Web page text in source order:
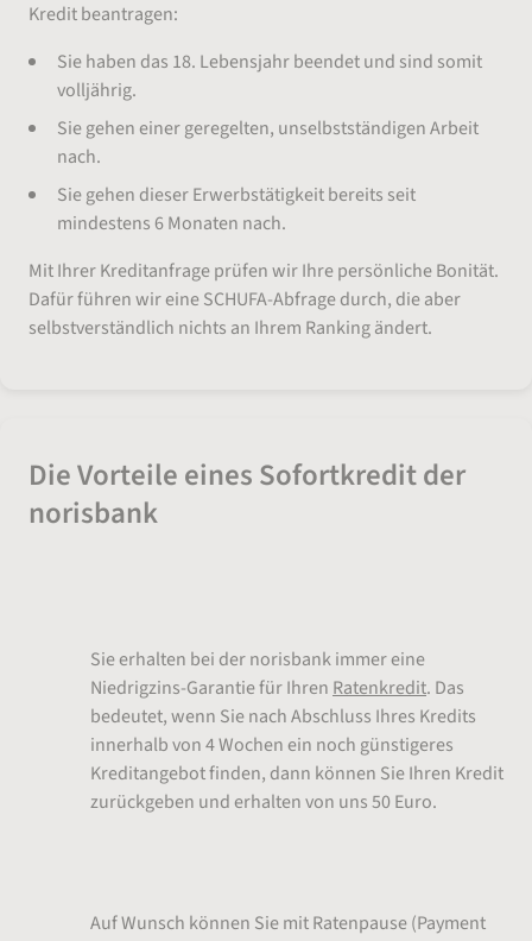
Kredit beantragen:
Sie haben das 18. Lebensjahr beendet und sind somit
volljährig.
Sie gehen einer geregelten, unselbstständigen Arbeit
nach.
Sie gehen dieser Erwerbstätigkeit bereits seit
mindestens 6 Monaten nach.
Mit Ihrer Kreditanfrage prüfen wir Ihre persönliche Bonität.
Dafür führen wir eine SCHUFA-Abfrage durch, die aber
selbstverständlich nichts an Ihrem Ranking ändert.
Die Vorteile eines Sofortkredit der
norisbank
Sie erhalten bei der norisbank immer eine
Niedrigzins-Garantie für Ihren Ratenkredit. Das
bedeutet, wenn Sie nach Abschluss Ihres Kredits
innerhalb von 4 Wochen ein noch günstigeres
Kreditangebot finden, dann können Sie Ihren Kredit
zurückgeben und erhalten von uns 50 Euro.
Auf Wunsch können Sie mit Ratenpause (Payment